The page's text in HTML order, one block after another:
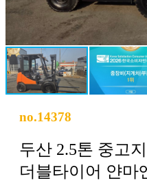
no.14378
두산 2.5톤 중고
더블타이어 얀마